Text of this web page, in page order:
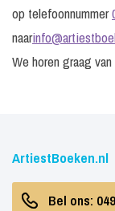
op telefoonnummer
naar
We horen graag van
ArtiestBoeken.nl
Bel ons: